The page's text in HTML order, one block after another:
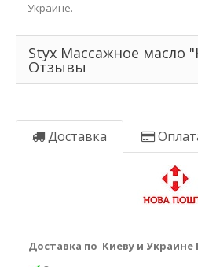
Украине.
Styx Массажное масло
Отзывы
Доставка
Доставка по Киеву и